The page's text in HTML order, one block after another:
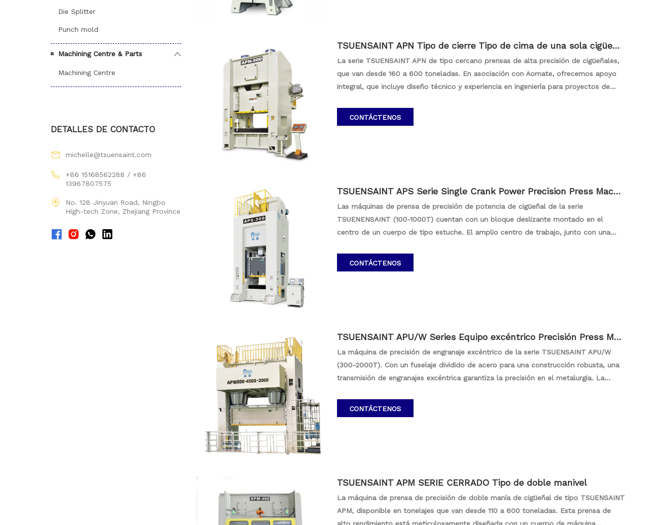
Die Splitter
Punch mold
Machining Centre & Parts
Machining Centre
DETALLES DE CONTACTO
michelle@tsuensaint.com
+86 15168562288 / +86
13967807575
No. 128 Jinyuan Road, Ningbo
High-tech Zone, Zhejiang Province
TSUENSAINT APN Tipo de cierre Tipo de cima de una sola cigüeña
l Prensa de alta precisión 160-600T
La serie TSUENSAINT APN de tipo cercano prensas de alta precisión de cigüeñales,
que van desde 160 a 600 toneladas. En asociación con Aomate, ofrecemos apoyo
integral, que incluye diseño técnico y experiencia en ingeniería para proyectos de
reflejan un compromiso de cumplir y superar las expectativas del cliente. Elija
TSUENSAINT por precisión y aomate para el soporte técnico dedicado para realizar
CONTÁCTENOS
TSUENSAINT APS Serie Single Crank Power Precision Press Machi
ne 100-1000T
Las máquinas de prensa de precisión de potencia de cigüeñal de la serie
TSUENENSAINT (100-1000T) cuentan con un bloque deslizante montado en el
centro de un cuerpo de tipo estuche. El amplio centro de trabajo, junto con una
estas máquinas sean ideales para trabajar con piezas gruesas. Explore la precisión y
la potencia de la serie APS, ofreciendo una solución confiable para varias
CONTÁCTENOS
TSUENSAINT APU/W Series Equipo excéntrico Precisión Press Mac
hine 300-2000T
La máquina de precisión de engranaje excéntrico de la serie TSUENSAINT APU/W
(300-2000T). Con un fuselaje dividido de acero para una construcción robusta, una
transmisión de engranajes excéntrica garantiza la precisión en el metalurgia. La
estables. Con la protección de sobrecarga hidráulica y la lubricación automática de
aceite delgado, la serie APU/W ejemplifica la confiabilidad, la eficiencia y la
CONTÁCTENOS
TSUENSAINT APM SERIE CERRADO Tipo de doble manivel
La máquina de prensa de precisión de doble manía de cigüeñal de tipo TSUENSAINT
APM, disponible en tonelajes que van desde 110 a 600 toneladas. Esta prensa de